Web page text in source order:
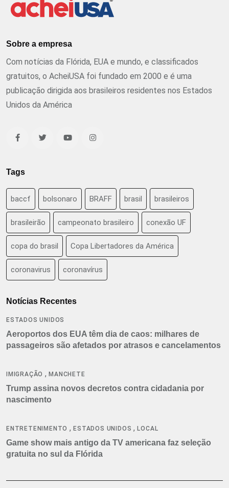
Sobre a empresa
Com notícias da Flórida, EUA e mundo, e classificados
gratuitos, o AcheiUSA foi fundado em 2000 e é uma
publicação dirigida aos brasileiros residentes nos Estados
Unidos da América
Tags
baccf bolsonaro BRAFF brasil brasileiros
brasileirão campeonato brasileiro conexão UF
copa do brasil Copa Libertadores da América
coronavirus coronavírus
Notícias Recentes
ESTADOS UNIDOS
Aeroportos dos EUA têm dia de caos: milhares de
passageiros são afetados por atrasos e cancelamentos
IMIGRAÇÃO ,MANCHETE
Trump assina novos decretos contra cidadania por
nascimento
ENTRETENIMENTO ,ESTADOS UNIDOS ,LOCAL
Game show mais antigo da TV americana faz seleção
gratuita no sul da Flórida